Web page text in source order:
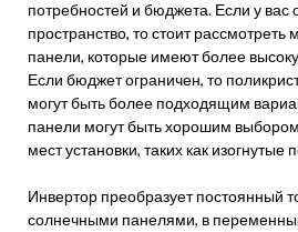
потребностей и бюджета. Если у вас
пространство, то стоит рассмотреть
панели, которые имеют более
Если бюджет ограничен, то
могут быть более подходящим
панели могут быть хорошим
мест установки, таких как изогнутые
Инвертор преобразует постоянный
солнечными панелями, в